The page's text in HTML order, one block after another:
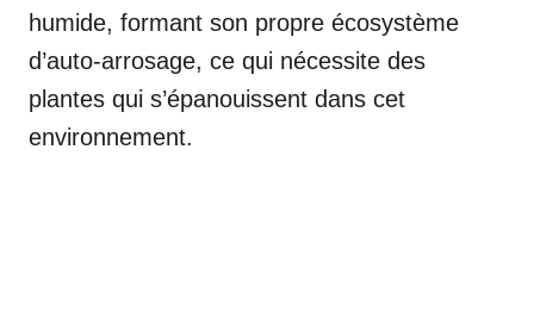
humide, formant son propre écosystème
d’auto-arrosage, ce qui nécessite des
plantes qui s’épanouissent dans cet
environnement.